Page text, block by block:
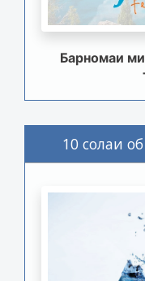
Барномаи
10 солаи